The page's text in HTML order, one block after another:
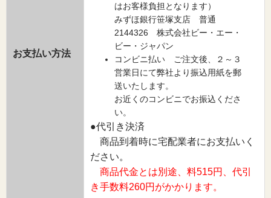
お支払い方法
はお客様負担となります）
みずほ銀行笹塚支店 普通
2144326 株式会社ビー・エー・
ビー・ジャパン
コンビニ払い ご注文後、２～３
営業日にて弊社より振込用紙を郵
送いたします。
お近くのコンビニでお振込くださ
い。
●代引き決済
商品到着時に宅配業者にお支払いく
ださい。
商品代金とは別途、料515円、代引
き手数料260円がかかります。